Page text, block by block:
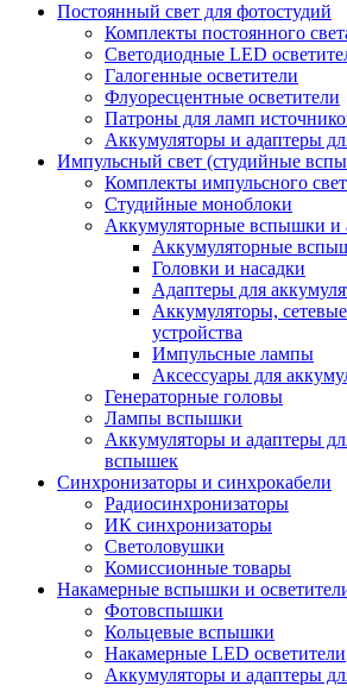
Постоянный свет для фотостудий
Комплекты постоянного
Светодиодные LED
Галогенные осветители
Флуоресцентные осветители
Патроны для ламп
Аккумуляторы и адаптеры
Импульсный свет (студийные
Комплекты импульсного
Студийные моноблоки
Аккумуляторные вспышки и
Аккумуляторные
Головки и насадки
Адаптеры для
Аккумуляторы,
устройства
Импульсные лампы
Аксессуары для
Генераторные головы
Лампы вспышки
Аккумуляторы и адаптеры
вспышек
Синхронизаторы и синхрокабели
Радиосинхронизаторы
ИК синхронизаторы
Светоловушки
Комиссионные товары
Накамерные вспышки и
Фотовспышки
Кольцевые вспышки
Накамерные LED осветители
Аккумуляторы и адаптеры